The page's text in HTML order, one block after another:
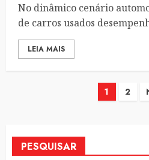
No dinâmico cenário
de carros usados
LEIA MAIS
1 2
PESQUISAR